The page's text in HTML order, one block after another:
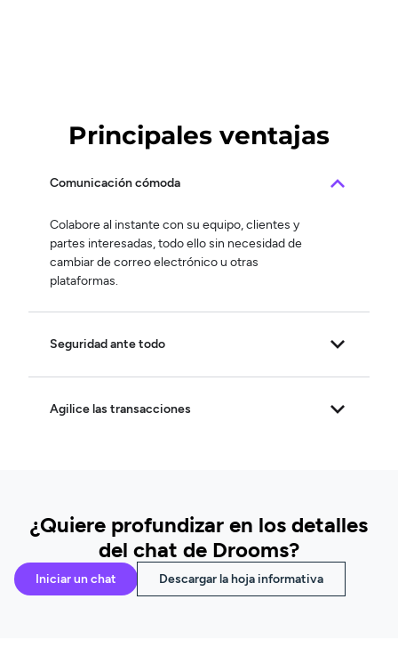
Principales ventajas
Comunicación cómoda
Colabore al instante con su equipo, clientes y
partes interesadas, todo ello sin necesidad de
cambiar de correo electrónico u otras
plataformas.
Seguridad ante todo
Agilice las transacciones
¿Quiere profundizar en los detalles
del chat de Drooms?
Iniciar un chat Descargar la hoja informativa